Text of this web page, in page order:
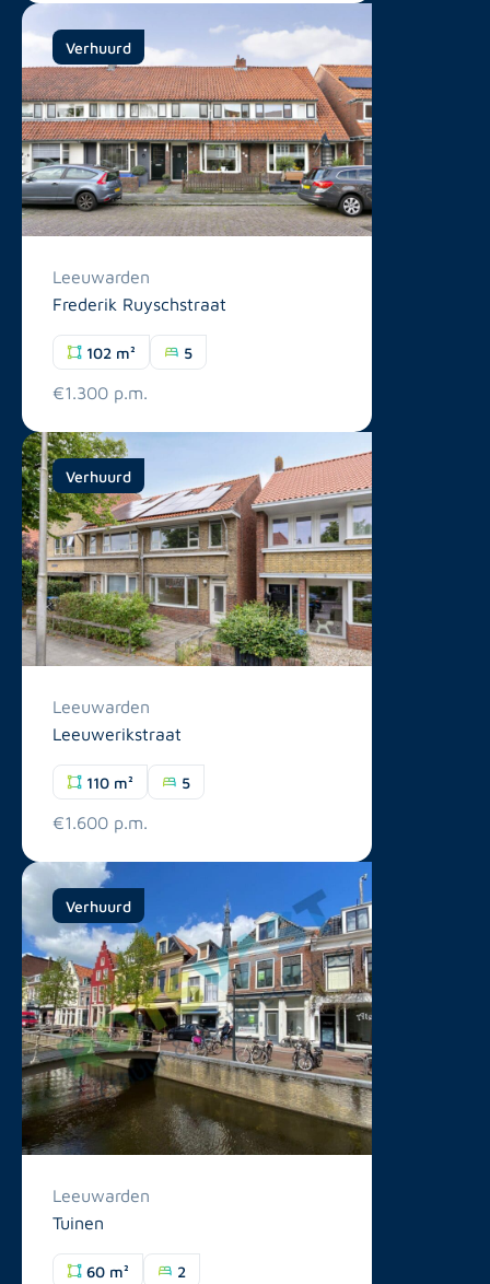
Verhuurd
Leeuwarden
Frederik Ruyschstraat
102 m² 5
€1.300 p.m.
Verhuurd
Leeuwarden
Leeuwerikstraat
110 m² 5
€1.600 p.m.
Verhuurd
Leeuwarden
Tuinen
60 m² 2